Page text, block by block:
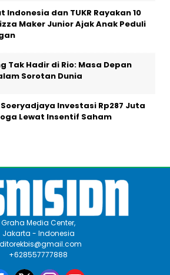
Indonesia dan TUKR Rayakan 10
Maker Junior Ajak Anak Peduli
Tak Hadir di Rio: Masa Depan
Sorotan Dunia
Investasi Rp287 Juta
Lewat Insentif Saham
Graha Media Center,
Jakarta - Indonesia
+628557777888